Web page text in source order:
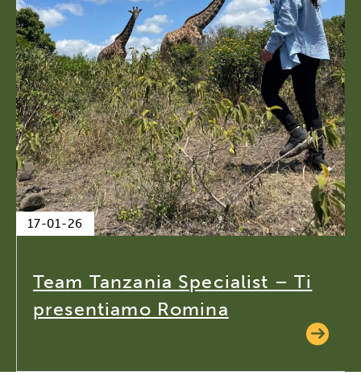
17-01-26
Team Tanzania Specialist – Ti
presentiamo Romina